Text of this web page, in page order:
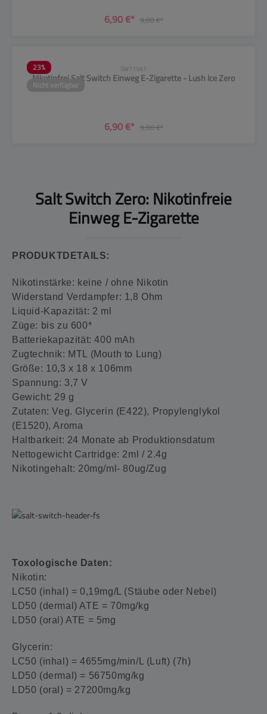
6,90 €* 9,00 €*
23%
Nicht verfügbar
SW11561
Nikotinfrei Salt Switch Einweg E-Zigarette - Lush Ice Zero
6,90 €* 9,00 €*
Salt Switch Zero: Nikotinfreie
Einweg E-Zigarette
PRODUKTDETAILS:
Nikotinstärke: keine / ohne Nikotin
Widerstand Verdampfer: 1,8 Ohm
Liquid-Kapazität: 2 ml
Züge: bis zu 600*
Batteriekapazität: 400 mAh
Zugtechnik: MTL (Mouth to Lung)
Größe: 10,3 x 18 x 106mm
Spannung: 3,7 V
Gewicht: 29 g
Zutaten: Veg. Glycerin (E422), Propylenglykol
(E1520), Aroma
Haltbarkeit: 24 Monate ab Produktionsdatum
Nettogewicht Cartridge: 2ml / 2.4g
Nikotingehalt: 20mg/ml- 80ug/Zug
Toxologische Daten:
Nikotin:
LC50 (inhal) = 0,19mg/L (Stäube oder Nebel)
LD50 (dermal) ATE = 70mg/kg
LD50 (oral) ATE = 5mg
Glycerin:
LC50 (inhal) = 4655mg/min/L (Luft) (7h)
LD50 (dermal) = 56750mg/kg
LD50 (oral) = 27200mg/kg